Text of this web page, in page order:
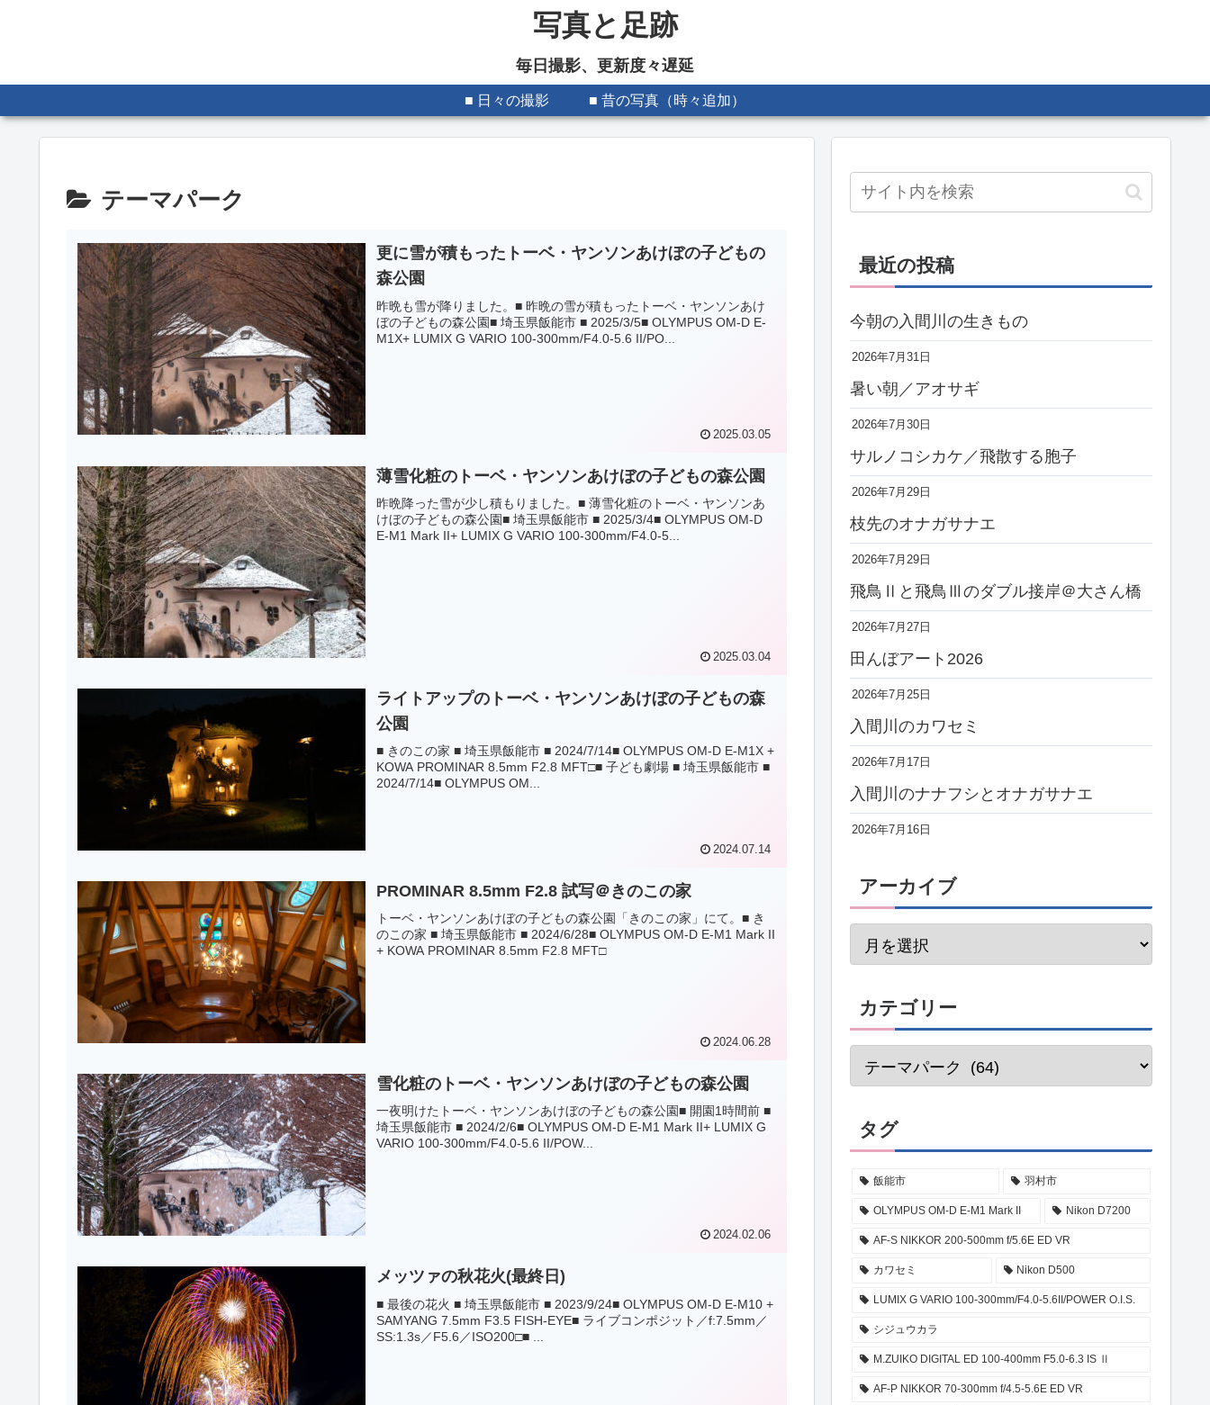
写真と足跡
毎日撮影、更新度々遅延
■ 日々の撮影 ■ 昔の写真（時々追加）
テーマパーク
更に雪が積もったトーベ・ヤンソンあけぼの子どもの
森公園
昨晩も雪が降りました。■ 昨晩の雪が積もったトーベ・ヤンソンあけ
ぼの子どもの森公園■ 埼玉県飯能市 ■ 2025/3/5■ OLYMPUS OM-D E-
M1X+ LUMIX G VARIO 100-300mm/F4.0-5.6 II/PO...
2025.03.05
薄雪化粧のトーベ・ヤンソンあけぼの子どもの森公園
昨晩降った雪が少し積もりました。■ 薄雪化粧のトーベ・ヤンソンあ
けぼの子どもの森公園■ 埼玉県飯能市 ■ 2025/3/4■ OLYMPUS OM-D
E-M1 Mark II+ LUMIX G VARIO 100-300mm/F4.0-5...
2025.03.04
ライトアップのトーベ・ヤンソンあけぼの子どもの森
公園
■ きのこの家 ■ 埼玉県飯能市 ■ 2024/7/14■ OLYMPUS OM-D E-M1X +
KOWA PROMINAR 8.5mm F2.8 MFT□■ 子ども劇場 ■ 埼玉県飯能市 ■
2024/7/14■ OLYMPUS OM...
2024.07.14
PROMINAR 8.5mm F2.8 試写＠きのこの家
トーベ・ヤンソンあけぼの子どもの森公園「きのこの家」にて。■ き
のこの家 ■ 埼玉県飯能市 ■ 2024/6/28■ OLYMPUS OM-D E-M1 Mark II
+ KOWA PROMINAR 8.5mm F2.8 MFT□
2024.06.28
雪化粧のトーベ・ヤンソンあけぼの子どもの森公園
一夜明けたトーベ・ヤンソンあけぼの子どもの森公園■ 開園1時間前 ■
埼玉県飯能市 ■ 2024/2/6■ OLYMPUS OM-D E-M1 Mark II+ LUMIX G
VARIO 100-300mm/F4.0-5.6 II/POW...
2024.02.06
メッツァの秋花火(最終日)
■ 最後の花火 ■ 埼玉県飯能市 ■ 2023/9/24■ OLYMPUS OM-D E-M10 +
SAMYANG 7.5mm F3.5 FISH-EYE■ ライブコンポジット／f:7.5mm／
SS:1.3s／F5.6／ISO200□■ ...
最近の投稿
今朝の入間川の生きもの
2026年7月31日
暑い朝／アオサギ
2026年7月30日
サルノコシカケ／飛散する胞子
2026年7月29日
枝先のオナガサナエ
2026年7月29日
飛鳥Ⅱと飛鳥Ⅲのダブル接岸＠大さん橋
2026年7月27日
田んぼアート2026
2026年7月25日
入間川のカワセミ
2026年7月17日
入間川のナナフシとオナガサナエ
2026年7月16日
アーカイブ
カテゴリー
タグ
飯能市 羽村市
OLYMPUS OM-D E-M1 Mark II Nikon D7200
AF-S NIKKOR 200-500mm f/5.6E ED VR
カワセミ Nikon D500
LUMIX G VARIO 100-300mm/F4.0-5.6II/POWER O.I.S.
シジュウカラ
M.ZUIKO DIGITAL ED 100-400mm F5.0-6.3 IS Ⅱ
AF-P NIKKOR 70-300mm f/4.5-5.6E ED VR